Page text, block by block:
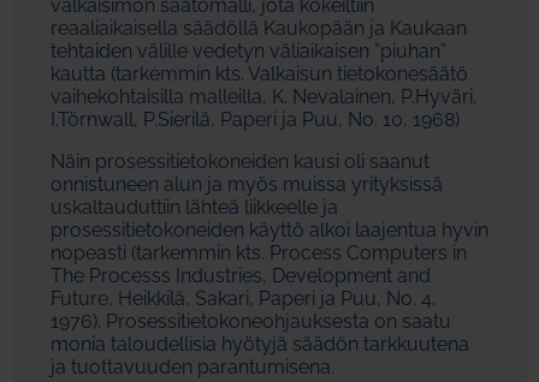
valkaisimon säätömalli, jota kokeiltiin
reaaliaikaisella säädöllä Kaukopään ja Kaukaan
tehtaiden välille vedetyn väliaikaisen ”piuhan”
kautta (tarkemmin kts. Valkaisun tietokonesäätö
vaihekohtaisilla malleilla, K. Nevalainen, P.Hyväri,
I.Törnwall, P.Sierilä, Paperi ja Puu, No. 10, 1968)
Näin prosessitietokoneiden kausi oli saanut
onnistuneen alun ja myös muissa yrityksissä
uskaltauduttiin lähteä liikkeelle ja
prosessitietokoneiden käyttö alkoi laajentua hyvin
nopeasti (tarkemmin kts. Process Computers in
The Processs Industries, Development and
Future, Heikkilä, Sakari, Paperi ja Puu, No. 4,
1976). Prosessitietokoneohjauksesta on saatu
monia taloudellisia hyötyjä säädön tarkkuutena
ja tuottavuuden parantumisena.